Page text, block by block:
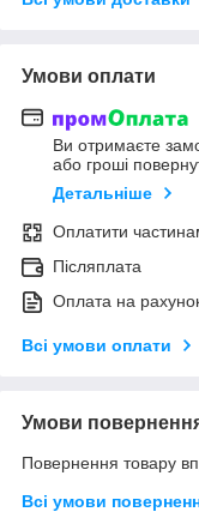
Умови оплати
Ви отримаєте
або гроші
Детальніше
Оплатити
Післяплата
Оплата на
Всі умови оплати
Умови
Повернення товару
Всі умови